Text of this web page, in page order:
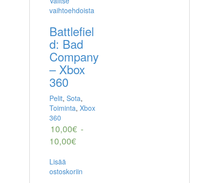
vaihtoehdoista
Battlefiel
d: Bad
Company
– Xbox
360
Pelit, Sota,
Toiminta, Xbox
360
10,00€ -
10,00€
Lisää
ostoskoriin